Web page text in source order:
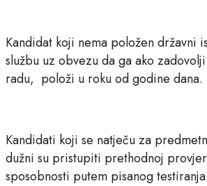
Kandidat koji nema položen državni
službu uz obvezu da ga ako
radu, položi u roku od godine dana.
Kandidati koji se natječu za
dužni su pristupiti prethodnoj
sposobnosti putem pisanog